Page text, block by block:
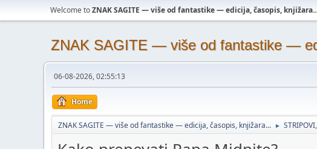
Welcome toZNAK SAGITE — više od fantastike — edicija, časopis,
ZNAK SAGITE — više od fantastike —
06-08-2026, 02:55:13
Home
ZNAK SAGITE — više od fantastike — edicija, časopis, knjižara... ►